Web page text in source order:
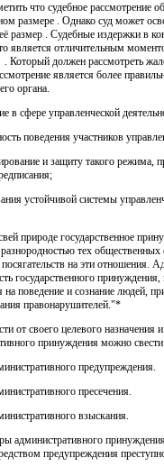
что судебное рассмотрение
размере . Однако суд может
размер . Судебные издержки в
является отличительным
. Который должен рассмотреть
является более
органа.
в сфере управленческой
поведения участников
и защиту такого режима,
устойчивой системы
природе государственное
тех
на эти отношения.
государственного
на поведение и сознание людей,
правонарушителей."*
от своего целевого назначения
принуждения можно
предупреждения.
пресечения.
взыскания.
административного
предупреждения